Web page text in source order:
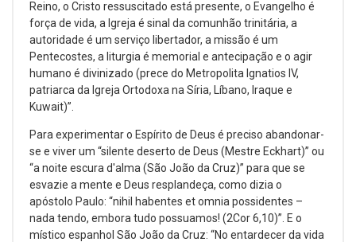
Reino, o Cristo ressuscitado está presente, o Evangelho é
força de vida, a Igreja é sinal da comunhão trinitária, a
autoridade é um serviço libertador, a missão é um
Pentecostes, a liturgia é memorial e antecipação e o agir
humano é divinizado (prece do Metropolita Ignatios IV,
patriarca da Igreja Ortodoxa na Síria, Líbano, Iraque e
Kuwait)”.
Para experimentar o Espírito de Deus é preciso abandonar-
se e viver um “silente deserto de Deus (Mestre Eckhart)” ou
“a noite escura d'alma (São João da Cruz)” para que se
esvazie a mente e Deus resplandeça, como dizia o
apóstolo Paulo: “nihil habentes et omnia possidentes –
nada tendo, embora tudo possuamos! (2Cor 6,10)”. E o
místico espanhol São João da Cruz: “No entardecer da vida